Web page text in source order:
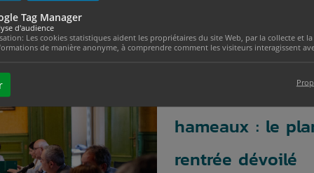
Tag Manager
d'audience
Les cookies statistiques aident les propriétaires du site Web, par la collecte et
de manière anonyme, à comprendre comment les visiteurs interagissent
Actualités
Réunions de
hameaux : le
rentrée dévoilé